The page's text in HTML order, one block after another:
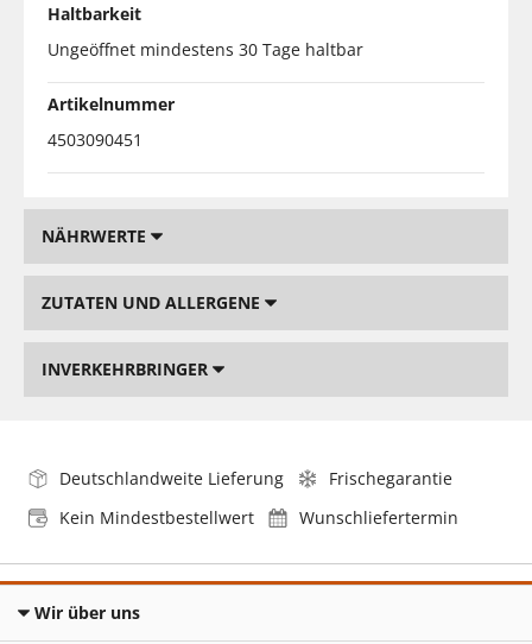
Haltbarkeit
Ungeöffnet mindestens 30 Tage haltbar
Artikelnummer
4503090451
NÄHRWERTE
ZUTATEN UND ALLERGENE
INVERKEHRBRINGER
Deutschlandweite Lieferung
Frischegarantie
Kein Mindestbestellwert
Wunschliefertermin
Wir über uns